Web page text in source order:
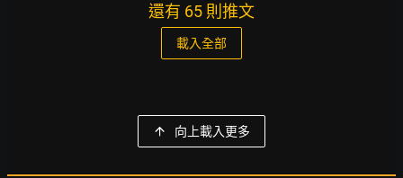
還有 65 則推文
載入全部
向上載入更多